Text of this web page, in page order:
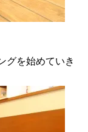
グを始めていき